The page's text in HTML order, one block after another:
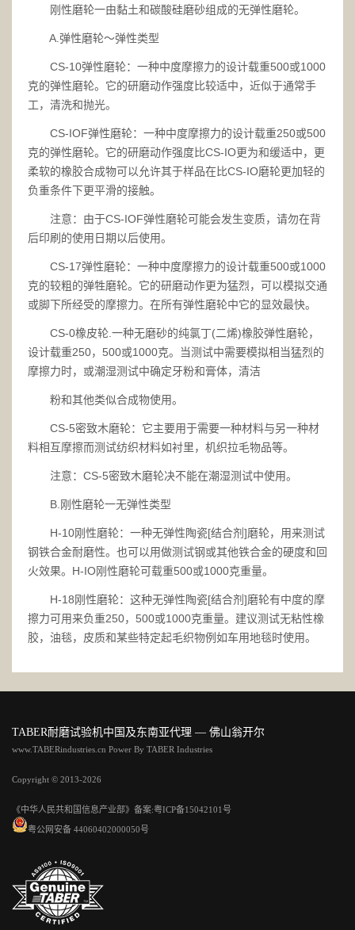
刚性磨轮一由黏土和碳酸硅磨砂组成的无弹性磨轮。
A.弹性磨轮～弹性类型
CS-10弹性磨轮：一种中度摩擦力的设计载重500或1000
克的弹性磨轮。它的研磨动作强度比较适中，近似于通常手
工，清洗和抛光。
CS-IOF弹性磨轮：一种中度摩擦力的设计载重250或500
克的弹性磨轮。它的研磨动作强度比CS-IO更为和缓适中，更
柔软的橡胶合成物可以允许其于样品在比CS-IO磨轮更加轻的
负重条件下更平滑的接触。
注意：由于CS-IOF弹性磨轮可能会发生变质，请勿在背
后印刷的使用日期以后使用。
CS-17弹性磨轮：一种中度摩擦力的设计载重500或1000
克的较粗的弹牲磨轮。它的研磨动作更为猛烈，可以模拟交通
或脚下所经受的摩擦力。在所有弹性磨轮中它的显效最快。
CS-0橡皮轮.一种无磨砂的纯氯丁(二烯)橡胶弹性磨轮，
设计载重250，500或1000克。当测试中需要模拟相当猛烈的
摩擦力时，或潮湿测试中确定牙粉和膏体，清洁
粉和其他类似合成物使用。
CS-5密致木磨轮：它主要用于需要一种材料与另一种材
料相互摩擦而测试纺织材料如衬里，机织拉毛物品等。
注意：CS-5密致木磨轮决不能在潮湿测试中使用。
B.刚性磨轮一无弹性类型
H-10刚性磨轮：一种无弹性陶瓷[结合剂]磨轮，用来测试
钢铁合金耐磨性。也可以用做测试钢或其他铁合金的硬度和回
火效果。H-IO刚性磨轮可载重500或1000克重量。
H-18刚性磨轮：这种无弹性陶瓷[结合剂]磨轮有中度的摩
擦力可用来负重250，500或1000克重量。建议测试无粘性橡
胶，油毯，皮质和某些特定起毛织物例如车用地毯时使用。
TABER耐磨试验机中国及东南亚代理 — 佛山翁开尔
www.TABERindustries.cn Power By TABER Industries
Copyright © 2013-2026
《中华人民共和国信息产业部》备案:粤ICP备15042101号
粤公网安备 44060402000050号